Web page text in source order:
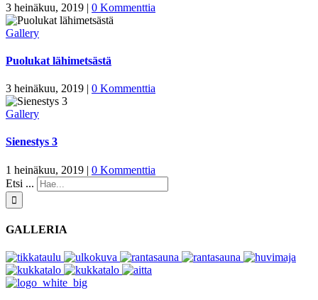
3 heinäkuu, 2019 | 0 Kommenttia
Gallery
Puolukat lähimetsästä
3 heinäkuu, 2019 | 0 Kommenttia
Gallery
Sienestys 3
1 heinäkuu, 2019 | 0 Kommenttia
Etsi ...
GALLERIA